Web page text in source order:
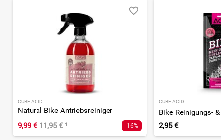
CUBE ACID
Natural Bike Antriebsreiniger
9,99 € 11,95 €¹ -16%
CUBE ACID
Bike Reinigungs-
2,95 €